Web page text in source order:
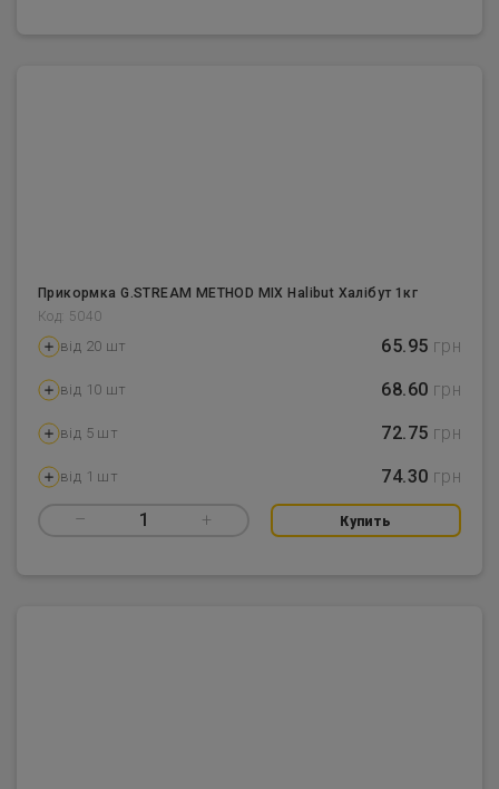
Прикормка G.STREAM METHOD MIX Halibut Халібут 1кг
Код: 5040
від 20 шт 65.95 грн
від 10 шт 68.60 грн
від 5 шт 72.75 грн
від 1 шт 74.30 грн
– 1 + Купить